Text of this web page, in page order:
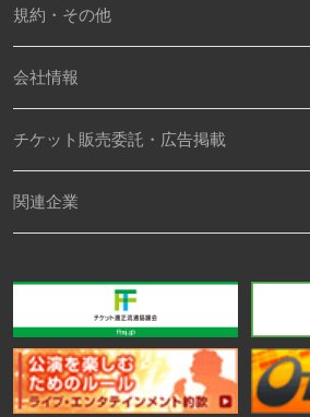
規約・その他
会社情報
チケット販売委託・広告掲載
関連企業